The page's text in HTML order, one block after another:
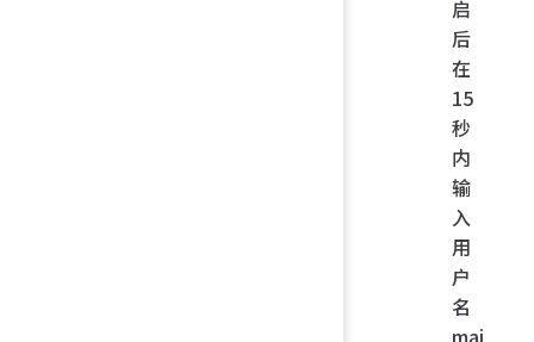
启
后
在
15
秒
内
输
入
用
户
名
mai